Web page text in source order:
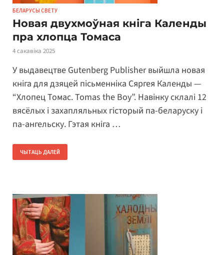
БЕЛАРУСЫ СВЕТУ
Новая двухмоўная кніга Календы
пра хлопца Томаса
4 сакавіка 2025
У выдавецтве Gutenberg Publisher выйшла новая
кніга для дзяцей пісьменніка Сяргея Календы —
“Хлопец Томас. Tomas the Boy”. Навінку склалі 12
вясёлых і захапляльных гісторый па-беларуску і
па-ангельску. Гэтая кніга …
ЧЫТАЦЬ ДАЛЕЙ